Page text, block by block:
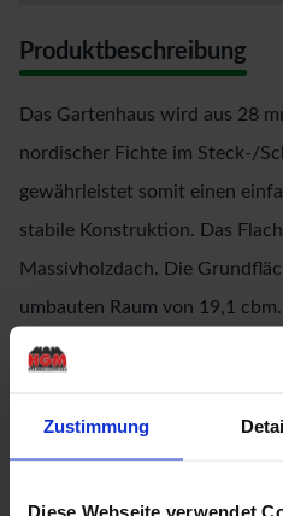
Zustimmung
Diese Webseite verwendet
Produktbeschreibung
Das Gartenhaus wird aus 28
nordischer Fichte im Steck-/
gewährleistet somit einen
stabile Konstruktion. Das
Massivholzdach. Die
umbauten Raum von 19,1
205 cm und einer Firsthöhe
Anbauten hat ein Sockelmaß
Bodenbalken sorgen für den
unter das Gartenhaus gelegt.